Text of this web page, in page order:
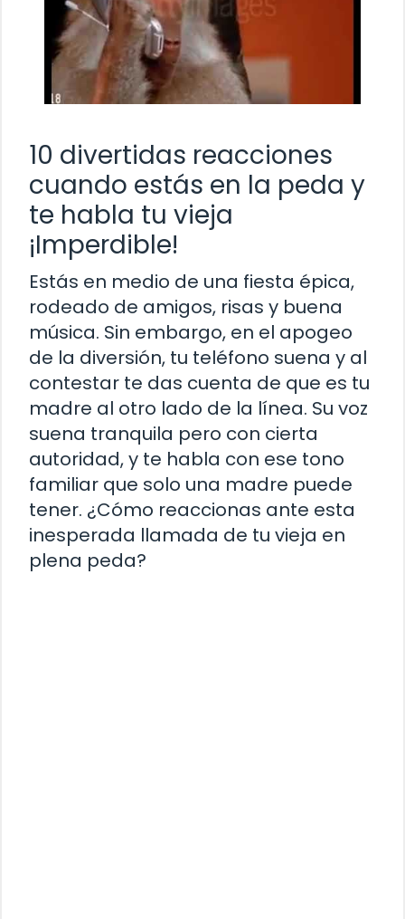
10 divertidas reacciones
cuando estás en la peda y
te habla tu vieja
¡Imperdible!
Estás en medio de una fiesta épica,
rodeado de amigos, risas y buena
música. Sin embargo, en el apogeo
de la diversión, tu teléfono suena y al
contestar te das cuenta de que es tu
madre al otro lado de la línea. Su voz
suena tranquila pero con cierta
autoridad, y te habla con ese tono
familiar que solo una madre puede
tener. ¿Cómo reaccionas ante esta
inesperada llamada de tu vieja en
plena peda?